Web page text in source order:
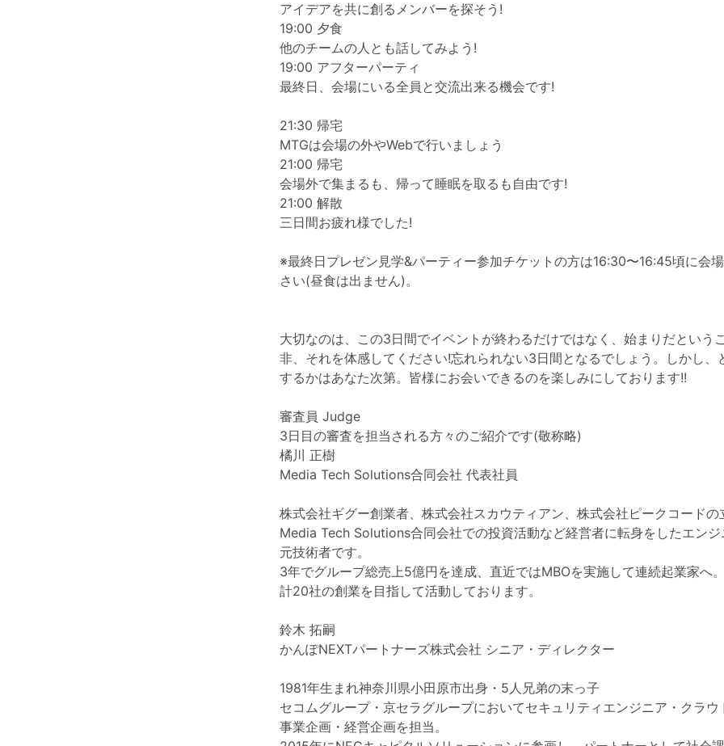
アイデアを共に創るメンバーを探そう!
19:00 夕食
他のチームの人とも話してみよう!
19:00 アフターパーティ
最終日、会場にいる全員と交流出来る機会です!
21:30 帰宅
MTGは会場の外やWebで行いましょう
21:00 帰宅
会場外で集まるも、帰って睡眠を取るも自由です!
21:00 解散
三日間お疲れ様でした!
※最終日プレゼン見学&パーティー参加チケットの方は16:30〜16:45頃に会
さい(昼食は出ません)。
大切なのは、この3日間でイベントが終わるだけではなく、始まりだという
非、それを体感してください!忘れられない3日間となるでしょう。しかし、
するかはあなた次第。皆様にお会いできるのを楽しみにしております!!
審査員 Judge
3日目の審査を担当される方々のご紹介です(敬称略)
橘川 正樹
Media Tech Solutions合同会社 代表社員
株式会社ギグー創業者、株式会社スカウティアン、株式会社ピークコードの
Media Tech Solutions合同会社での投資活動など経営者に転身をしたエンジ
元技術者です。
3年でグループ総売上5億円を達成、直近ではMBOを実施して連続起業家へ
計20社の創業を目指して活動しております。
鈴木 拓嗣
かんぽNEXTパートナーズ株式会社 シニア・ディレクター
1981年生まれ神奈川県小田原市出身・5人兄弟の末っ子
セコムグループ・京セラグループにおいてセキュリティエンジニア・クラウ
事業企画・経営企画を担当。